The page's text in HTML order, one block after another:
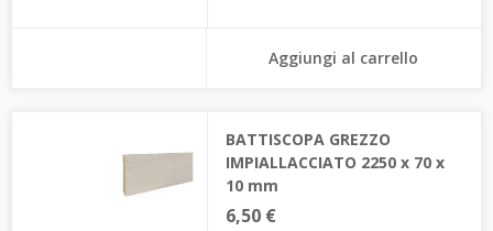
Aggiungi al carrello
BATTISCOPA GREZZO
IMPIALLACCIATO 2250 x 70 x
10 mm
6,50 €